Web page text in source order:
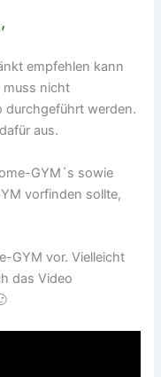
empfehlen kann
muss nicht
durchgeführt werden.
aus.
GYM´s sowie
vorfinden sollte,
GYM vor. Vielleicht
das Video